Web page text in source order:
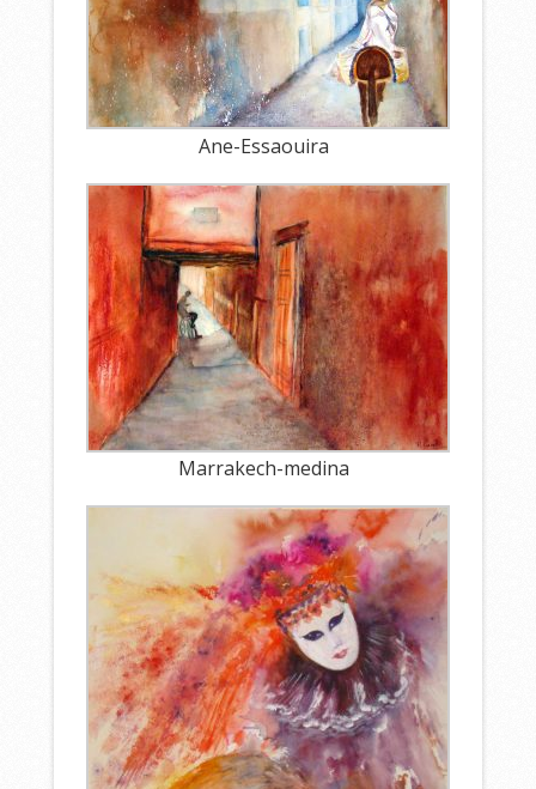
Ane-Essaouira
Marrakech-medina